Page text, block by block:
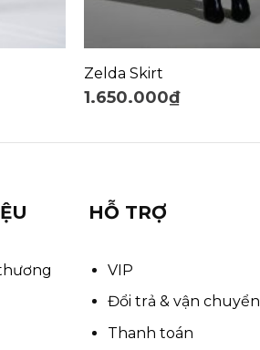
Zelda Skirt
1.650.000₫
HỖ TRỢ
VIP
Đổi trả & vận chuyển
Thanh toán